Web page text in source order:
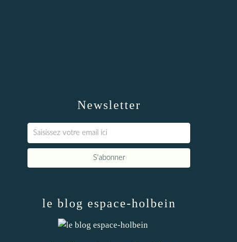
Newsletter
le blog espace-holbein